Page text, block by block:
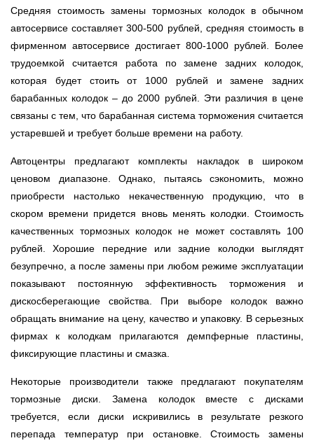
Средняя стоимость замены тормозных колодок в обычном
автосервисе составляет 300-500 рублей, средняя стоимость в
фирменном автосервисе достигает 800-1000 рублей. Более
трудоемкой считается работа по замене задних колодок,
которая будет стоить от 1000 рублей и замене задних
барабанных колодок – до 2000 рублей. Эти различия в цене
связаны с тем, что барабанная система торможения считается
устаревшей и требует больше времени на работу.
Автоцентры предлагают комплекты накладок в широком
ценовом диапазоне. Однако, пытаясь сэкономить, можно
приобрести настолько некачественную продукцию, что в
скором времени придется вновь менять колодки. Стоимость
качественных тормозных колодок не может составлять 100
рублей. Хорошие передние или задние колодки выглядят
безупречно, а после замены при любом режиме эксплуатации
показывают постоянную эффективность торможения и
дискосберегающие свойства. При выборе колодок важно
обращать внимание на цену, качество и упаковку. В серьезных
фирмах к колодкам прилагаются демпферные пластины,
фиксирующие пластины и смазка.
Некоторые производители также предлагают покупателям
тормозные диски. Замена колодок вместе с дисками
требуется, если диски искривились в результате резкого
перепада температур при остановке. Стоимость замены